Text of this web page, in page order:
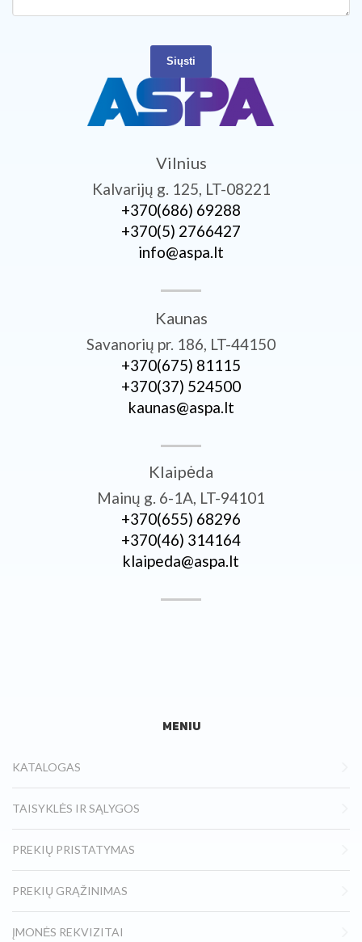
Siųsti
Vilnius
Kalvarijų g. 125, LT-08221
+370­(686) 69288
+370­(5) 2766427
info@aspa.lt
Kaunas
Savanorių pr. 186, LT-44150
+370­(675) 81115
+370­(37) 524500
kaunas@aspa.lt
Klaipėda
Mainų g. 6-1A, LT-94101
+370­(655) 68296
+370­(46) 314164
klaipeda@aspa.lt
MENIU
KATALOGAS
TAISYKLĖS IR SĄLYGOS
PREKIŲ PRISTATYMAS
PREKIŲ GRĄŽINIMAS
ĮMONĖS REKVIZITAI